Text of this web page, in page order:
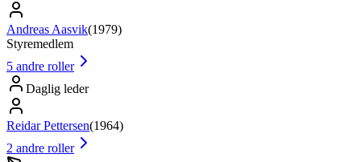
Andreas Aasvik(1979)
Styremedlem
5 andre roller
Daglig leder
Reidar Pettersen(1964)
2 andre roller